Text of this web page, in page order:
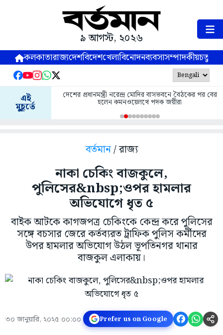
৯ আগস্ট, ২০২৬
কলকাতারাজ্যদেশবিদেশখেলাবিনোদনব্যবসাসম্পাদকীয়
এই
মুহূর্তে
দেশের প্রধানমন্ত্রী নরেন্দ্র মোদির বাসভবনে বৈঠকের পর বের
হলেন কমনওয়েলথে পদক জয়ীরা
বর্তমান/ রাজ্য
নাকা চেকিং বাজকুলে,
পুলিসের&nbsp;ওপর হামলার
অভিযোগে ধৃত ৫
বাইক আটকে কাগজপত্র চেকিংকে কেন্দ্র করে পুলিসের
সঙ্গে বচসার জেরে কর্তব্যরত ট্রাফিক পুলিস কর্মীদের
উপর হামলার অভিযোগ উঠল ভূপতিনগর থানার
বাজকুল এলাকায়।
৩০ জানুয়ারি, ২০২৫ ০০:০০ Prefer us on Google